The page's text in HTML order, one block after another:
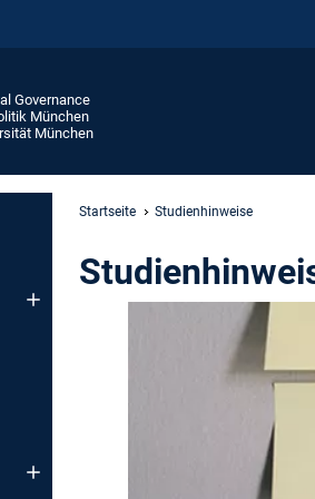
Governance
München
München
Startseite Studienhinweise